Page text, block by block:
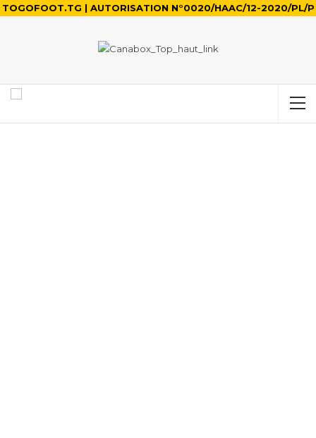
TOGOFOOT.TG | AUTORISATION N°0020/HAAC/12-2020/PL/P